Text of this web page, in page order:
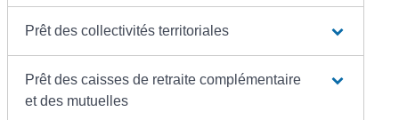
Prêt des collectivités territoriales
Prêt des caisses de retraite complémentaire
et des mutuelles